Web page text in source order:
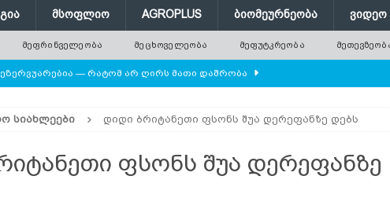
ᲛᲡᲝᲤᲚᲘᲝ AGROPLUS ᲑᲘᲝᲛᲔᲣᲠᲜᲔᲝᲑᲐ ᲕᲘᲓᲔᲝ
ᲛᲔᲤᲠᲘᲜᲕᲔᲚᲔᲝᲑᲐ ᲛᲔᲪᲮᲝᲕᲔᲚᲔᲝᲑᲐ ᲛᲔᲤᲣᲢᲙᲠᲔᲝᲑᲐ
— რატომ არ ღირს მათი დაშრობა
წონას უტოლდებოდა AGROPLUS
დროს ᲛᲔᲤᲠᲘᲜᲕᲔᲚᲔᲝᲑᲐ
საფუძველია — რატომ ქრება ველური
ᲡᲘᲐᲮᲚᲔᲔᲑᲘ დიდი ბრიტანეთი ფსონს შუა დერეფანზე დებს
ფსონს შუა დერეფანზე